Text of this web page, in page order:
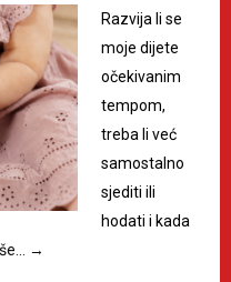
Razvija li se
moje dijete
očekivanim
tempom,
treba li već
samostalno
sjediti ili
hodati i kada
→